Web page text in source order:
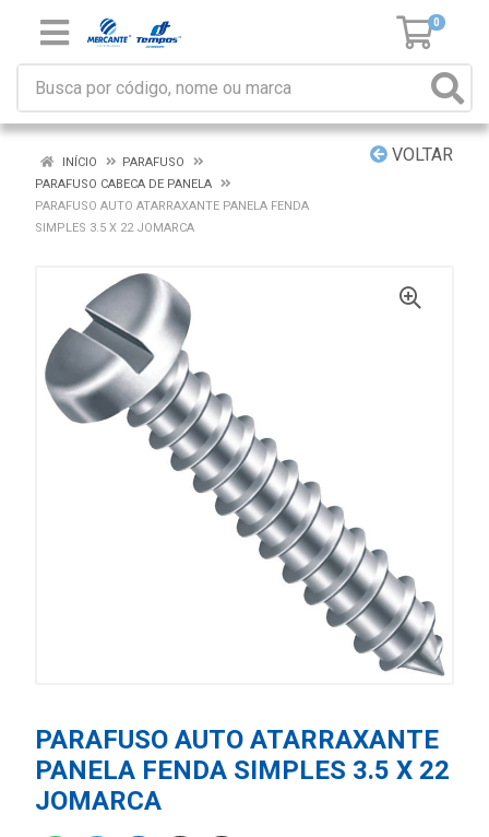
0
VOLTAR
INÍCIO
PARAFUSO
PARAFUSO CABECA DE PANELA
PARAFUSO AUTO ATARRAXANTE PANELA FENDA
SIMPLES 3.5 X 22 JOMARCA
PARAFUSO AUTO ATARRAXANTE
PANELA FENDA SIMPLES 3.5 X 22
JOMARCA